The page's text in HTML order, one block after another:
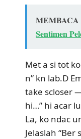
MEMBACA
Sentimen
Met a si tot
n” kn lab.D
take scloser
hi…” hi acar
La, ko ndac
Jelaslah